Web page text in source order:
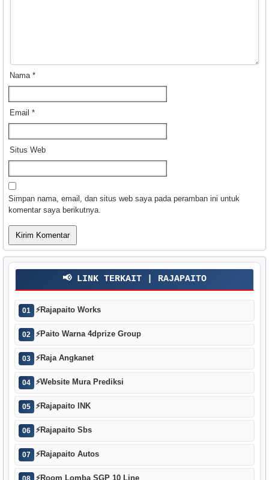
Nama *
Email *
Situs Web
Simpan nama, email, dan situs web saya pada peramban ini untuk
komentar saya berikutnya.
📢 LINK TERKAIT | RAJAPAITO
01 ⚡Rajapaito Works
02 ⚡Paito Warna 4dprize Group
03 ⚡Raja Angkanet
04 ⚡Website Mura Prediksi
05 ⚡Rajapaito INK
06 ⚡Rajapaito Sbs
07 ⚡Rajapaito Autos